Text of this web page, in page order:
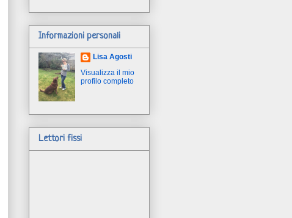
Informazioni personali
Lisa Agosti
Visualizza il mio
profilo completo
Lettori fissi